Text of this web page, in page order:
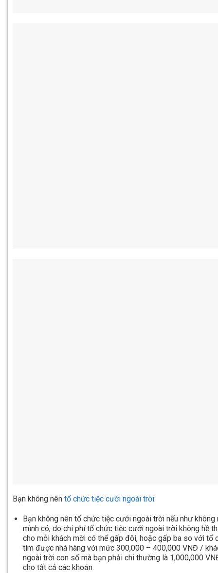
Bạn không nên tổ chức tiệc cưới ngoài trời:
Bạn không nên tổ chức tiệc cưới ngoài trời nếu như không
mình có, do chi phí tổ chức tiệc cưới ngoài trời không hề
cho mỗi khách mời có thể gấp đôi, hoặc gấp ba so với tổ
tìm được nhà hàng với mức 300,000 – 400,000 VNĐ /
ngoài trời con số mà bạn phải chi thường là 1,000,000
cho tất cả các khoản.